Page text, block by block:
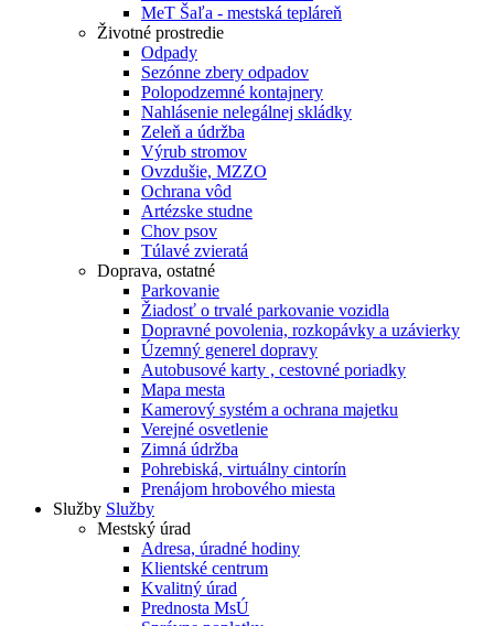
MeT Šaľa - mestská tepláreň
Životné prostredie
Odpady
Sezónne zbery odpadov
Polopodzemné kontajnery
Nahlásenie nelegálnej skládky
Zeleň a údržba
Výrub stromov
Ovzdušie, MZZO
Ochrana vôd
Artézske studne
Chov psov
Túlavé zvieratá
Doprava, ostatné
Parkovanie
Žiadosť o trvalé parkovanie vozidla
Dopravné povolenia, rozkopávky a uzávierky
Územný generel dopravy
Autobusové karty , cestovné poriadky
Mapa mesta
Kamerový systém a ochrana majetku
Verejné osvetlenie
Zimná údržba
Pohrebiská, virtuálny cintorín
Prenájom hrobového miesta
Služby Služby
Mestský úrad
Adresa, úradné hodiny
Klientské centrum
Kvalitný úrad
Prednosta MsÚ